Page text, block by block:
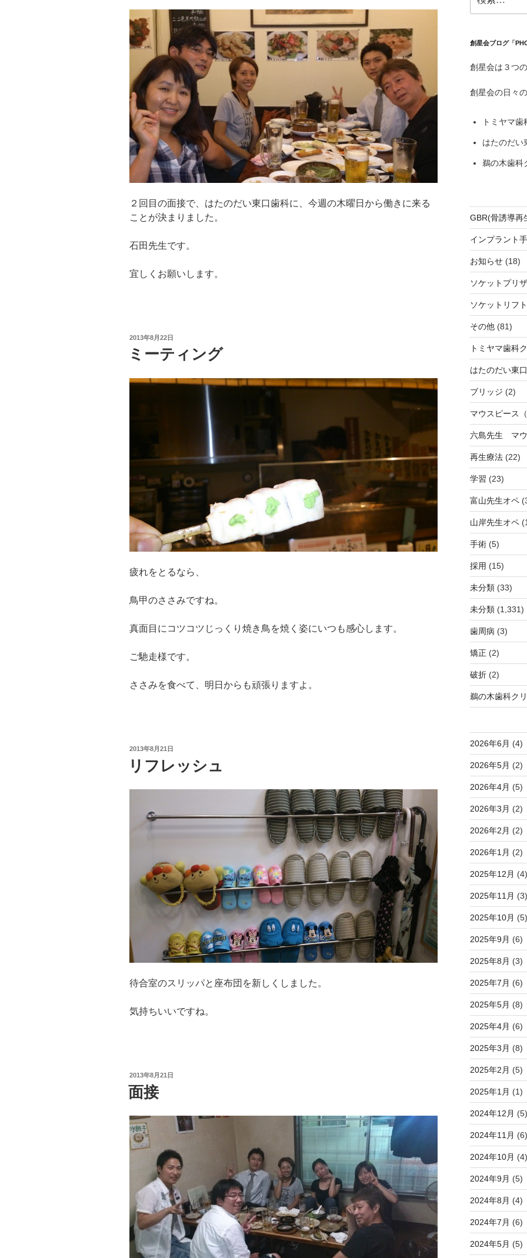
２回目の面接で、はたのだい東口歯科に、今週の木曜日から働きに来る
ことが決まりました。
石田先生です。
宜しくお願いします。
投
日:
2013年8月22日
ミーティング
疲れをとるなら、
鳥甲のささみですね。
真面目にコツコツじっくり焼き鳥を焼く姿にいつも感心します。
ご馳走様です。
ささみを食べて、明日からも頑張りますよ。
投
日:
2013年8月21日
リフレッシュ
待合室のスリッパと座布団を新しくしました。
気持ちいいですね。
投
稿
日:
2013年8月21日
面接
索:
創星会ブログ「
創星会は３つ
創星会の日々
トミヤマ歯
はたのだい
鵜の木歯科
GBR(骨誘導再
インプラント
お知らせ(18)
ソケットプリ
ソケットリフト
その他(81)
トミヤマ歯科
はたのだい東
ブリッジ (2)
マウスピース
六島先生 マウ
再生療法(22)
学習 (23)
富山先生オペ
山岸先生オペ
手術(5)
採用 (15)
未分類(33)
未分類(1,331)
歯周病 (3)
矯正 (2)
破折(2)
鵜の木歯科ク
2026年6月 (4)
2026年5月 (2)
2026年4月 (5)
2026年3月 (2)
2026年2月 (2)
2026年1月 (2)
2025年12月 (4)
2025年11月 (3)
2025年10月 (5)
2025年9月 (6)
2025年8月 (3)
2025年7月 (6)
2025年5月 (8)
2025年4月 (6)
2025年3月 (8)
2025年2月 (5)
2025年1月 (1)
2024年12月 (5)
2024年11月 (6)
2024年10月 (4)
2024年9月 (5)
2024年8月 (4)
2024年7月 (6)
2024年5月 (5)